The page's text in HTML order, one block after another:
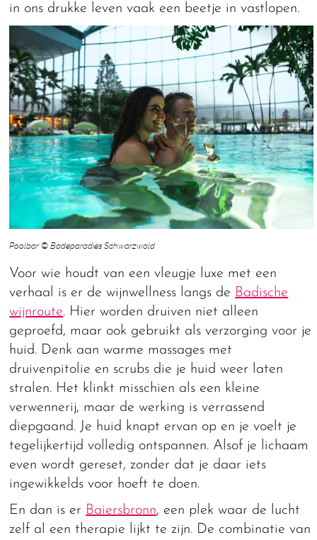
in ons drukke leven vaak een beetje in vastlopen.
Poolbar © Badeparadies Schwarzwald
Voor wie houdt van een vleugje luxe met een
verhaal is er de wijnwellness langs de Badische
wijnroute. Hier worden druiven niet alleen
geproefd, maar ook gebruikt als verzorging voor je
huid. Denk aan warme massages met
druivenpitolie en scrubs die je huid weer laten
stralen. Het klinkt misschien als een kleine
verwennerij, maar de werking is verrassend
diepgaand. Je huid knapt ervan op en je voelt je
tegelijkertijd volledig ontspannen. Alsof je lichaam
even wordt gereset, zonder dat je daar iets
ingewikkelds voor hoeft te doen.
En dan is er Baiersbronn, een plek waar de lucht
zelf al een therapie lijkt te zijn. De combinatie van